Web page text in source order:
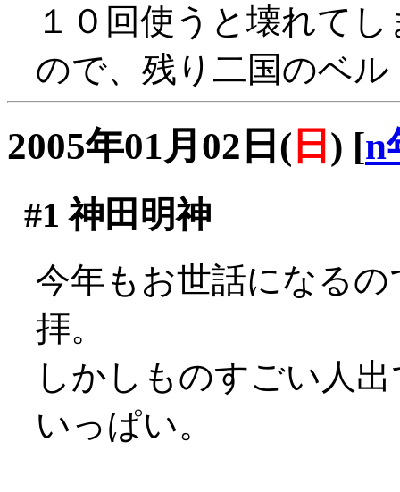
１０回使うと壊れて
ので、残り二国のベ
2005年01月02日( 日 ) [n
#1 神田明神
今年もお世話になる
拝。
しかしものすごい人
いっぱい。